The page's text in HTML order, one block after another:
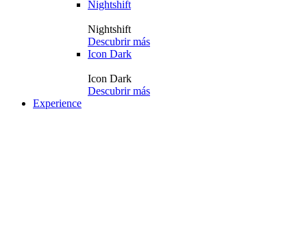
Nightshift
Nightshift
Descubrir más
Icon Dark
Icon Dark
Descubrir más
Experience